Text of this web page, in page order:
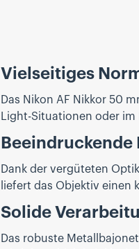
Vielseitiges
Das Nikon AF Nikkor 50
Light-Situationen oder
Dank der vergüteten
liefert das Objektiv einen
Solide
Das robuste